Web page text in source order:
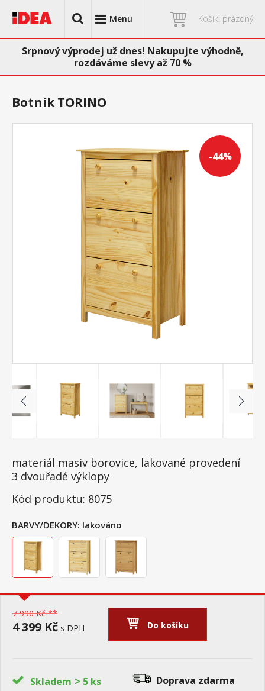
Menu Košík: prázdný
Srpnový výprodej už dnes! Nakupujte výhodně,
rozdáváme slevy až 70 %
-44%
Botník TORINO
materiál masiv borovice, lakované provedení
3 dvouřadé výklopy
Kód produktu: 8075
BARVY/DEKORY: lakováno
7 990 Kč **
4 399 Kč s DPH Do košíku
Skladem > 5 ks Doprava zdarma